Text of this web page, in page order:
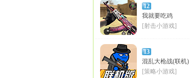
12
我就要吃鸡
[射击小游戏]
13
混乱大枪战(联机)
[策略小游戏]